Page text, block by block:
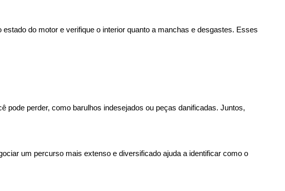
do motor e verifique o interior quanto a manchas e desgastes. Esses
pode perder, como barulhos indesejados ou peças danificadas. Juntos,
um percurso mais extenso e diversificado ajuda a identificar como o